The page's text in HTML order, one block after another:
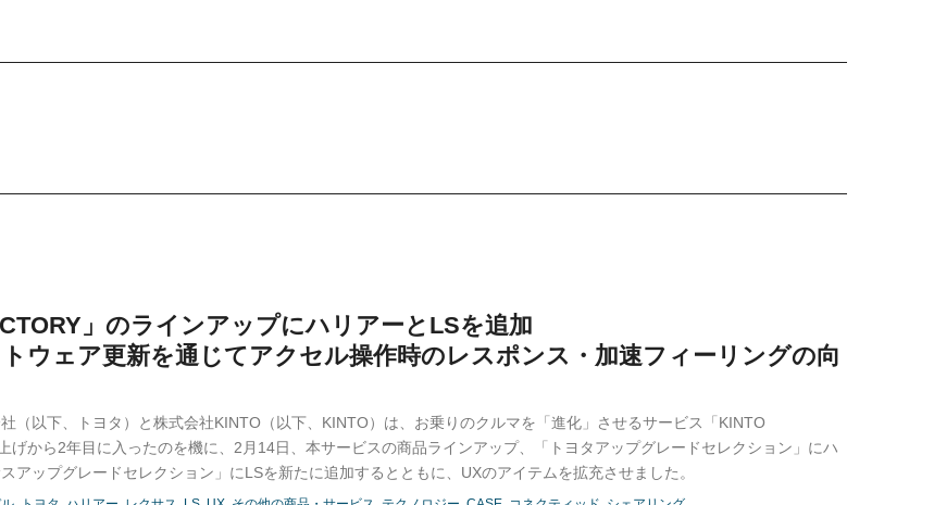
」のラインアップにハリアーとLSを追加
ウェア更新を通じてアクセル操作時のレスポンス・加速フィーリングの向
社（以下、トヨタ）と株式会社KINTO（以下、KINTO）は、お乗りのクルマを「進化」させるサービス「KINTO
げから2年目に入ったのを機に、2月14日、本サービスの商品ラインアップ、「トヨタアップグレードセレクション」にハ
アップグレードセレクション」にLSを新たに追加するとともに、UXのアイテムを拡充させました。